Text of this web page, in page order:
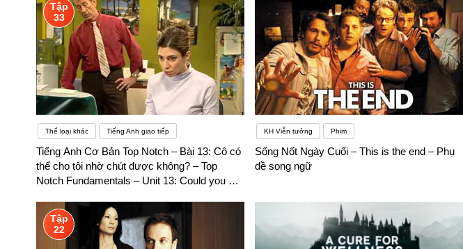
Tập
33
Thể loại khác Tiếng Anh giao tiếp
Tiếng Anh Cơ Bản Top Notch – Bài 13: Cô có
thể cho tôi nhờ chút được không? – Top
Notch Fundamentals – Unit 13: Could you do
KH Viễn tưởng Phim
Sống Nốt Ngày Cuối – This is the end – Phụ
đề song ngữ
Tập
22